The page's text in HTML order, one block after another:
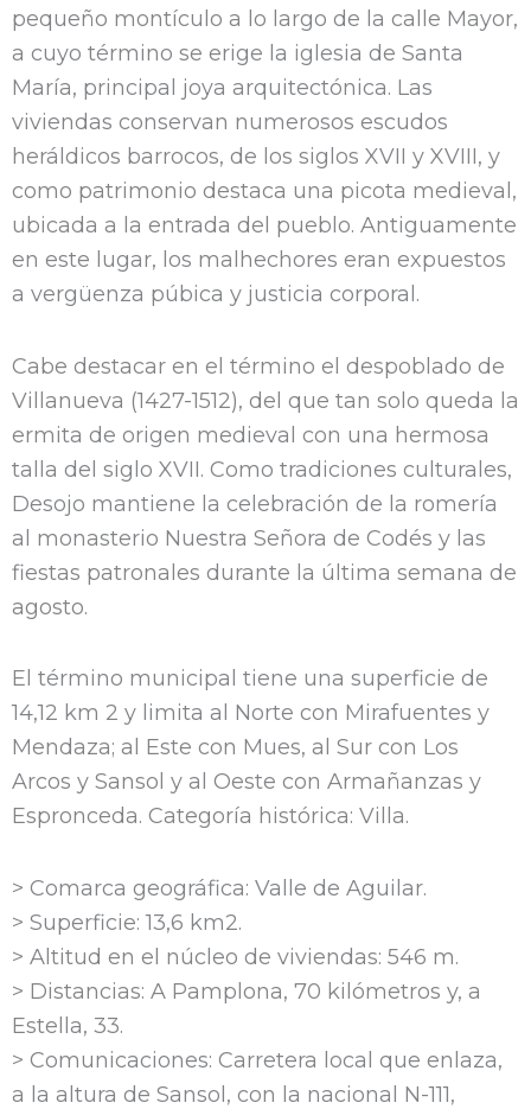
pequeño montículo a lo largo de la calle Mayor,
a cuyo término se erige la iglesia de Santa
María, principal joya arquitectónica. Las
viviendas conservan numerosos escudos
heráldicos barrocos, de los siglos XVII y XVIII, y
como patrimonio destaca una picota medieval,
ubicada a la entrada del pueblo. Antiguamente
en este lugar, los malhechores eran expuestos
a vergüenza púbica y justicia corporal.
Cabe destacar en el término el despoblado de
Villanueva (1427-1512), del que tan solo queda la
ermita de origen medieval con una hermosa
talla del siglo XVII. Como tradiciones culturales,
Desojo mantiene la celebración de la romería
al monasterio Nuestra Señora de Codés y las
fiestas patronales durante la última semana de
agosto.
El término municipal tiene una superficie de
14,12 km 2 y limita al Norte con Mirafuentes y
Mendaza; al Este con Mues, al Sur con Los
Arcos y Sansol y al Oeste con Armañanzas y
Espronceda. Categoría histórica: Villa.
> Comarca geográfica: Valle de Aguilar.
> Superficie: 13,6 km2.
> Altitud en el núcleo de viviendas: 546 m.
> Distancias: A Pamplona, 70 kilómetros y, a
Estella, 33.
> Comunicaciones: Carretera local que enlaza,
a la altura de Sansol, con la nacional N-111,